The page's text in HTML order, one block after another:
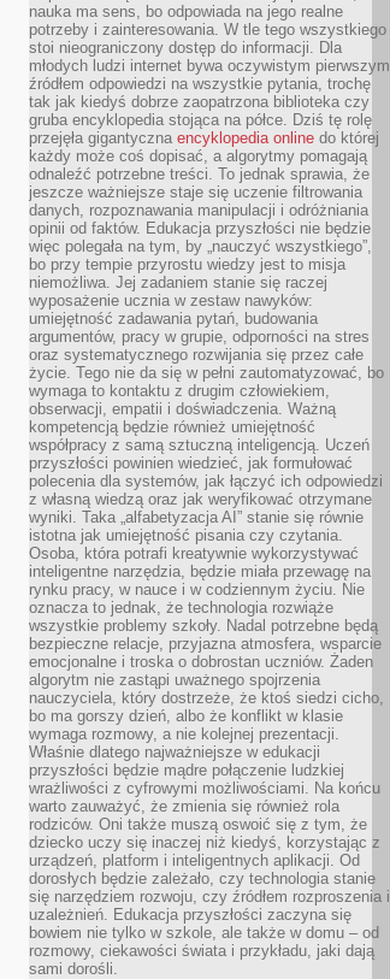
nauka ma sens, bo odpowiada na jego realne
potrzeby i zainteresowania. W tle tego wszystkiego
stoi nieograniczony dostęp do informacji. Dla
młodych ludzi internet bywa oczywistym pierwszym
źródłem odpowiedzi na wszystkie pytania, trochę
tak jak kiedyś dobrze zaopatrzona biblioteka czy
gruba encyklopedia stojąca na półce. Dziś tę rolę
przejęła gigantyczna encyklopedia online do której
każdy może coś dopisać, a algorytmy pomagają
odnaleźć potrzebne treści. To jednak sprawia, że
jeszcze ważniejsze staje się uczenie filtrowania
danych, rozpoznawania manipulacji i odróżniania
opinii od faktów. Edukacja przyszłości nie będzie
więc polegała na tym, by „nauczyć wszystkiego”,
bo przy tempie przyrostu wiedzy jest to misja
niemożliwa. Jej zadaniem stanie się raczej
wyposażenie ucznia w zestaw nawyków:
umiejętność zadawania pytań, budowania
argumentów, pracy w grupie, odporności na stres
oraz systematycznego rozwijania się przez całe
życie. Tego nie da się w pełni zautomatyzować, bo
wymaga to kontaktu z drugim człowiekiem,
obserwacji, empatii i doświadczenia. Ważną
kompetencją będzie również umiejętność
współpracy z samą sztuczną inteligencją. Uczeń
przyszłości powinien wiedzieć, jak formułować
polecenia dla systemów, jak łączyć ich odpowiedzi
z własną wiedzą oraz jak weryfikować otrzymane
wyniki. Taka „alfabetyzacja AI” stanie się równie
istotna jak umiejętność pisania czy czytania.
Osoba, która potrafi kreatywnie wykorzystywać
inteligentne narzędzia, będzie miała przewagę na
rynku pracy, w nauce i w codziennym życiu. Nie
oznacza to jednak, że technologia rozwiąże
wszystkie problemy szkoły. Nadal potrzebne będą
bezpieczne relacje, przyjazna atmosfera, wsparcie
emocjonalne i troska o dobrostan uczniów. Żaden
algorytm nie zastąpi uważnego spojrzenia
nauczyciela, który dostrzeże, że ktoś siedzi cicho,
bo ma gorszy dzień, albo że konflikt w klasie
wymaga rozmowy, a nie kolejnej prezentacji.
Właśnie dlatego najważniejsze w edukacji
przyszłości będzie mądre połączenie ludzkiej
wrażliwości z cyfrowymi możliwościami. Na końcu
warto zauważyć, że zmienia się również rola
rodziców. Oni także muszą oswoić się z tym, że
dziecko uczy się inaczej niż kiedyś, korzystając z
urządzeń, platform i inteligentnych aplikacji. Od
dorosłych będzie zależało, czy technologia stanie
się narzędziem rozwoju, czy źródłem rozproszenia i
uzależnień. Edukacja przyszłości zaczyna się
bowiem nie tylko w szkole, ale także w domu – od
rozmowy, ciekawości świata i przykładu, jaki dają
sami dorośli.